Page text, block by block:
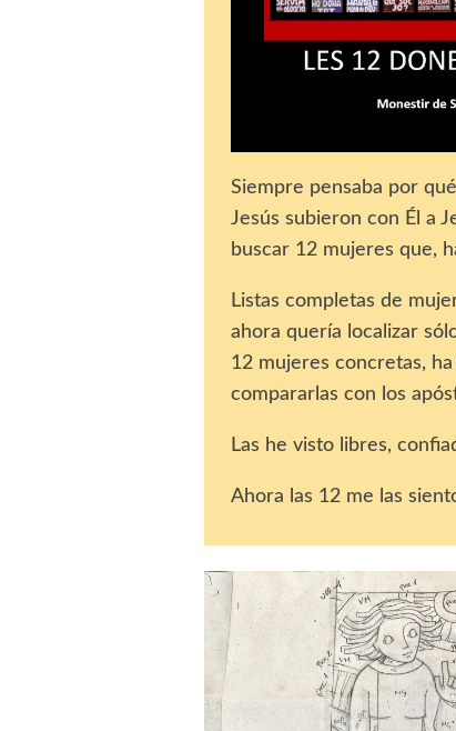
Siempre pensaba por
Jesús subieron con Él a
buscar 12 mujeres que,
Listas completas de
ahora quería localizar
12 mujeres concretas,
compararlas con los
Las he visto libres,
Ahora las 12 me las